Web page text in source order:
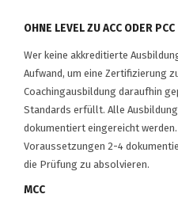
OHNE LEVEL ZU ACC ODER PCC
Wer keine akkreditierte
Aufwand, um eine Zertifizierung
Coachingausbildung daraufhin
Standards erfüllt. Alle
dokumentiert eingereicht
Voraussetzungen 2-4
die Prüfung zu absolvieren.
MCC